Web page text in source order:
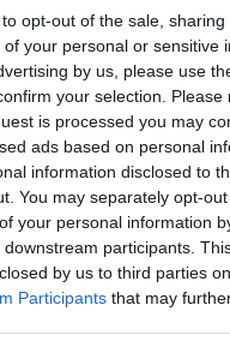
opt-out of the sale,
of your personal or sensitive
by us, please use
your selection.
is processed you may
ads based on personal
information disclosed to
You may separately opt-
your personal information
downstream participants.
by us to third parties
Participants that may
Hamiltonról
28.
az első magyarországi
bolt
Hamilton és Jenson